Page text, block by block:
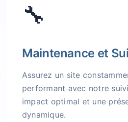
🔧
Maintenance et
Assurez un site
performant avec notre
impact optimal et une
dynamique.